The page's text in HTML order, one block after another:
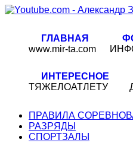
ГЛАВНАЯ
www.mir-ta.com
ИНТЕРЕСНОЕ
ТЯЖЕЛОАТЛЕТУ
ПРАВИЛА
РАЗРЯДЫ
СПОРТЗАЛЫ